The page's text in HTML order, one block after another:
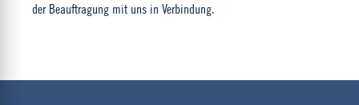
der Beauftragung mit uns in Verbindung.